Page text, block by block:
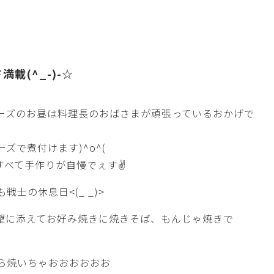
満載(^_-)-☆
のお昼は料理長のおばさまが頑張っているおかげで
ズで煮付けます)^o^(
て手作りが自慢でぇす✌
戦士の休息日<(_ _)>
添えてお好み焼きに焼きそば、もんじゃ焼きで
いちゃおおおおおお